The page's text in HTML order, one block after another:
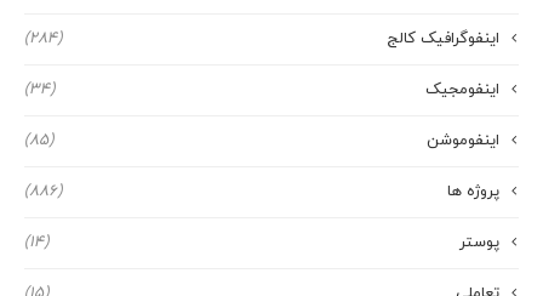
اینفوگرافیک کالج (284)
اینفومجیک (34)
اینفوموشن (85)
پروژه ها (886)
پوستر (14)